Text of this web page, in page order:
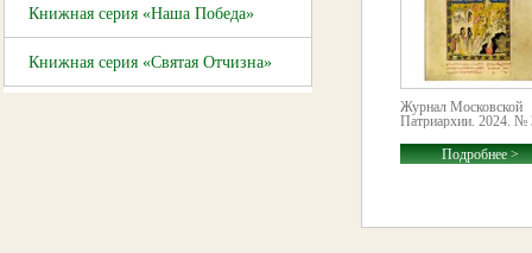
Книжная серия «Наша Победа»
Книжная серия «Святая Отчизна»
Журнал Московской
Патриархии. 2024. №
Подробнее >